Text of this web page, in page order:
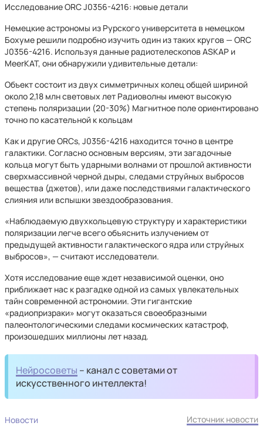
Исследование ORC J0356-4216: новые детали
Немецкие астрономы из Рурского университета в немецком
Бохуме решили подробно изучить один из таких кругов — ORC
J0356-4216. Используя данные радиотелескопов ASKAP и
MeerKAT, они обнаружили удивительные детали:
Объект состоит из двух симметричных колец общей шириной
около 2,18 млн световых лет Радиоволны имеют высокую
степень поляризации (20-30%) Магнитное поле ориентировано
точно по касательной к кольцам
Как и другие ORCs, J0356-4216 находится точно в центре
галактики. Согласно основным версиям, эти загадочные
кольца могут быть ударными волнами от прошлой активности
сверхмассивной черной дыры, следами струйных выбросов
вещества (джетов), или даже последствиями галактического
слияния или вспышки звездообразования.
«Наблюдаемую двухкольцевую структуру и характеристики
поляризации легче всего объяснить излучением от
предыдущей активности галактического ядра или струйных
выбросов», — считают исследователи.
Хотя исследование еще ждет независимой оценки, оно
приближает нас к разгадке одной из самых увлекательных
тайн современной астрономии. Эти гигантские
«радиопризраки» могут оказаться своеобразными
палеонтологическими следами космических катастроф,
произошедших миллионы лет назад.
Нейросоветы – канал с советами от
искусственного интеллекта!
Новости Источник новости